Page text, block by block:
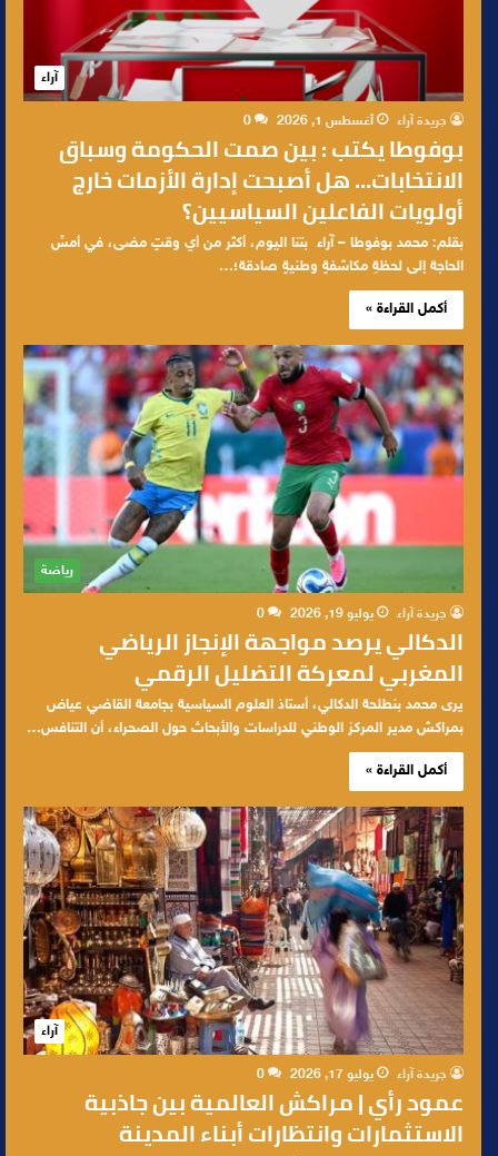
آراء
جريدة آراء أغسطس 1, 2026 0
بوفوطا يكتب : بين صمت الحكومة وسباق
الانتخابات… هل أصبحت إدارة الأزمات خارج
أولويات الفاعلين السياسيين؟
بقلم: محمد بوفوطا – آراء ​بتنا اليوم، أكثر من أي وقتٍ مضى، في أمسِّ
الحاجة إلى لحظةِ مكاشفةٍ وطنيةٍ صادقة؛…
أكمل القراءة »
رياضة
جريدة آراء يوليو 19, 2026 0
الدكالي يرصد مواجهة الإنجاز الرياضي
المغربي لمعركة التضليل الرقمي
يرى محمد بنطلحة الدكالي، أستاذ العلوم السياسية بجامعة القاضي عياض
بمراكش مدير المركز الوطني للدراسات والأبحاث حول الصحراء، أن التنافس…
أكمل القراءة »
آراء
جريدة آراء يوليو 17, 2026 0
عمود رأي | مراكش العالمية بين جاذبية
الاستثمارات وانتظارات أبناء المدينة